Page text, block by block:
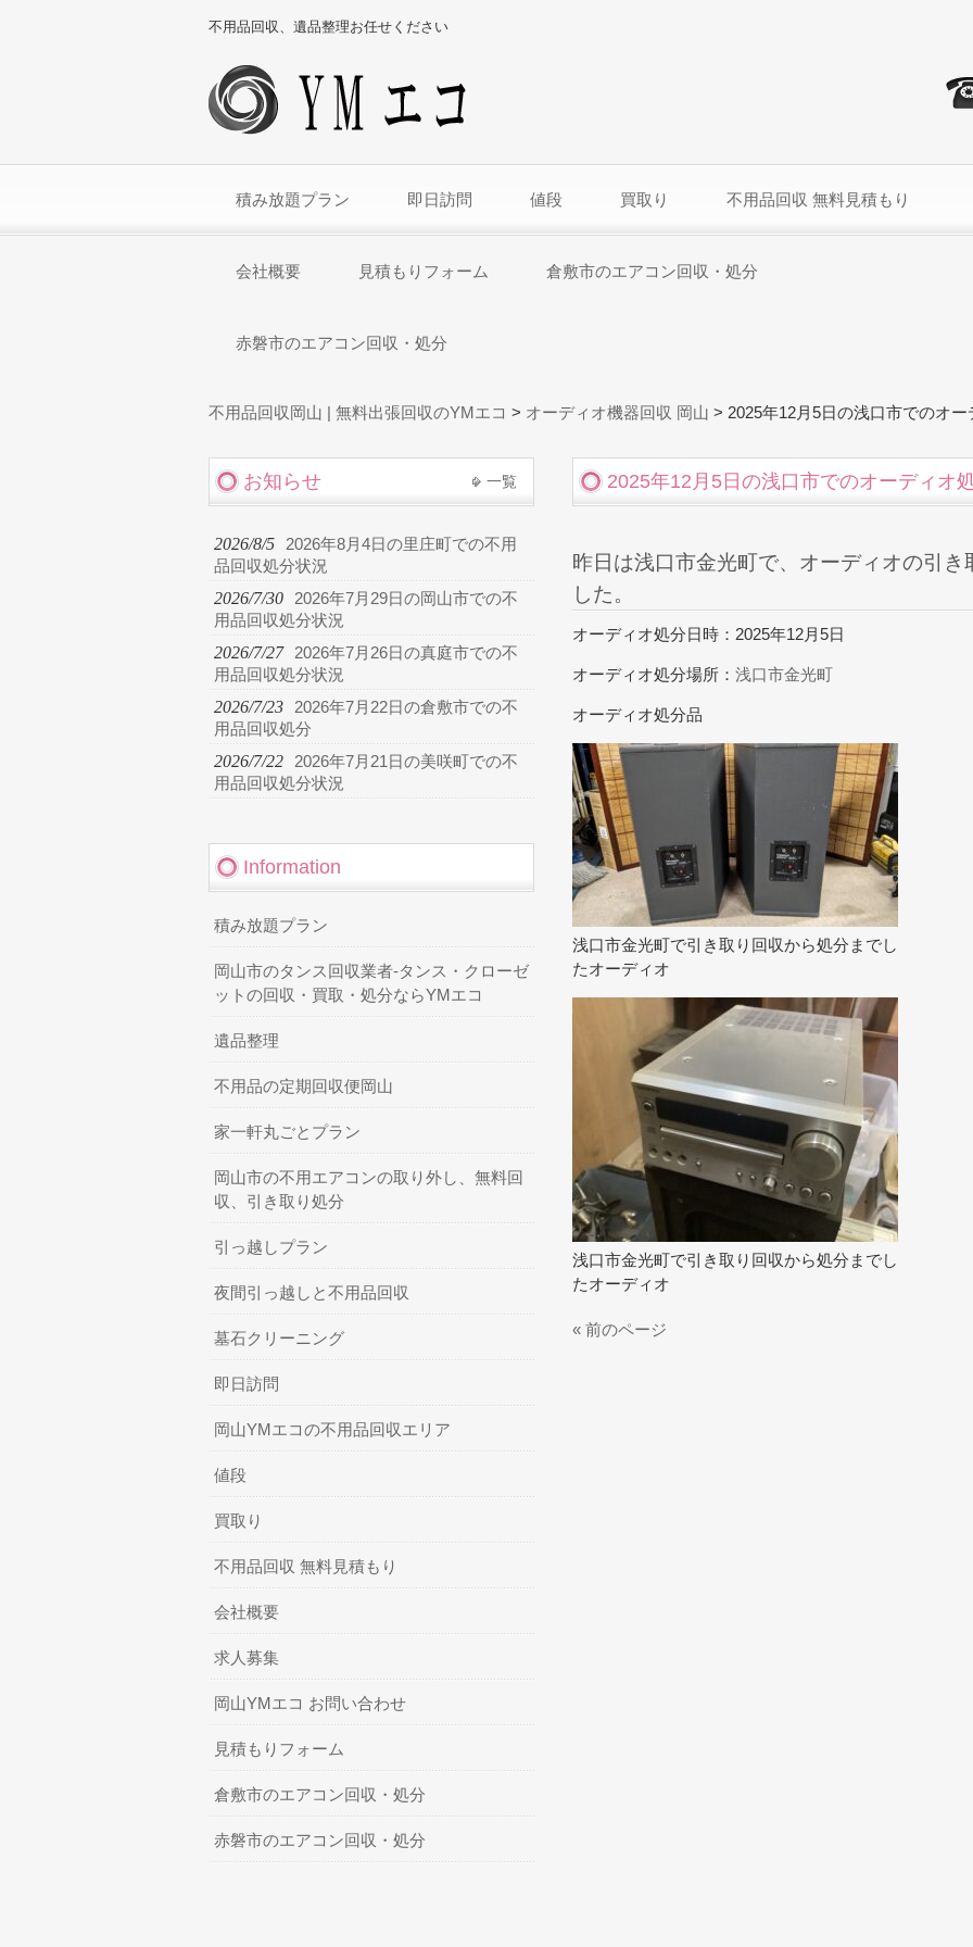
不用品回収、遺品整理お任せください
積み放題プラン 即日訪問 値段 買取り 不用品回収 無料見積もり
会社概要 見積もりフォーム 倉敷市のエアコン回収・処分
赤磐市のエアコン回収・処分
不用品回収岡山 | 無料出張回収のYMエコ > オーディオ機器回収 岡山 > 2025年12月5日の浅口市でのオー
2025年12月5日の浅口市でのオーディオ
昨日は浅口市金光町で、オーディオの引き
した。
オーディオ処分日時：2025年12月5日
オーディオ処分場所： 浅口市金光町
オーディオ処分品
浅口市金光町で引き取り回収から処分までし
たオーディオ
浅口市金光町で引き取り回収から処分までし
たオーディオ
« 前のページ
お知らせ 一覧
2026/8/5
2026年8月4日の里庄町での不用
品回収処分状況
2026/7/30
2026年7月29日の岡山市での不
用品回収処分状況
2026/7/27
2026年7月26日の真庭市での不
用品回収処分状況
2026/7/23
2026年7月22日の倉敷市での不
用品回収処分
2026/7/22
2026年7月21日の美咲町での不
用品回収処分状況
Information
積み放題プラン
岡山市のタンス回収業者-タンス・クローゼ
ットの回収・買取・処分ならYMエコ
遺品整理
不用品の定期回収便岡山
家一軒丸ごとプラン
岡山市の不用エアコンの取り外し、無料回
収、引き取り処分
引っ越しプラン
夜間引っ越しと不用品回収
墓石クリーニング
即日訪問
岡山YMエコの不用品回収エリア
値段
買取り
不用品回収 無料見積もり
会社概要
求人募集
岡山YMエコ お問い合わせ
見積もりフォーム
倉敷市のエアコン回収・処分
赤磐市のエアコン回収・処分